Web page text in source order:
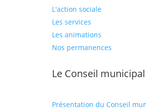
L'action sociale
Les services
Les animations
Nos permanences
Le Conseil municipal
Présentation du Conseil